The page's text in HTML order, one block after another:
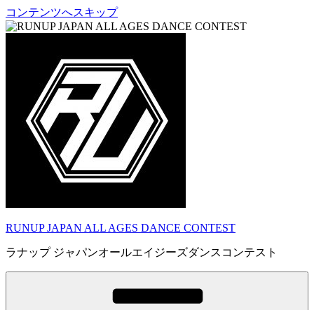
コンテンツへスキップ
RUNUP JAPAN ALL AGES DANCE CONTEST
ラナップ ジャパンオールエイジーズダンスコンテスト